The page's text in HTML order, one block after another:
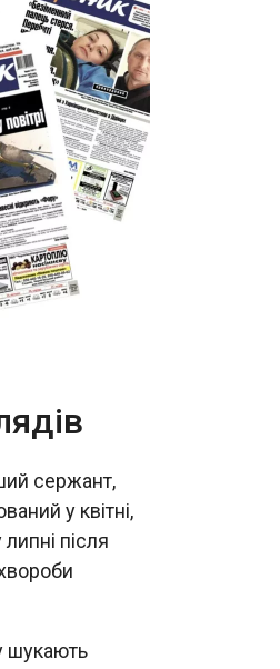
сержант,
у квітні,
після
шукають